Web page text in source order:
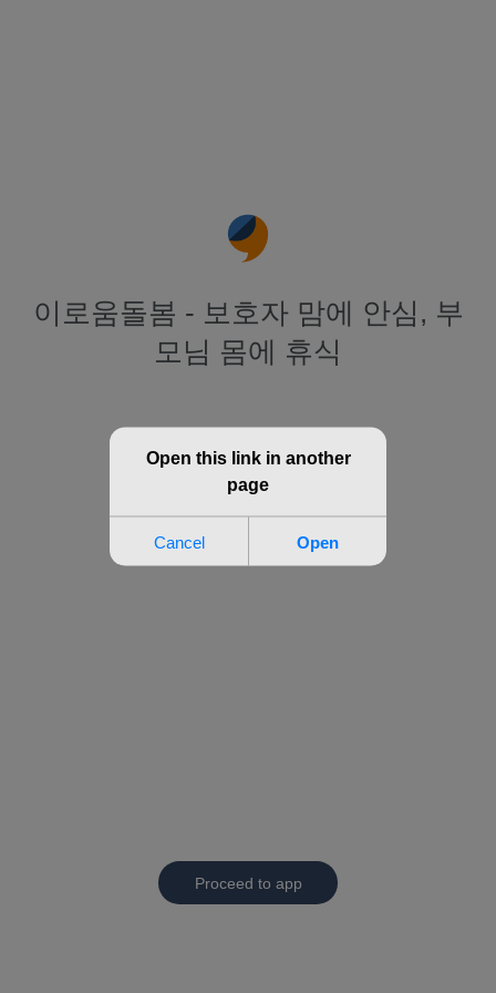
이로움돌봄 - 보호자 맘에 안심, 부
모님 몸에 휴식
Proceed to app